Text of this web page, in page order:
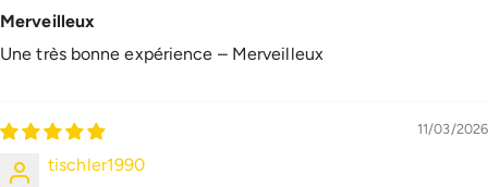
Merveilleux
Une très bonne expérience – Merveilleux
11/03/2026
tischler1990